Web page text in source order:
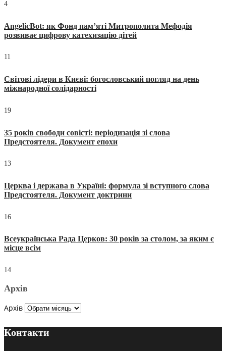
4
AngelicBot: як Фонд пам’яті Митрополита Мефодія
розвиває цифрову катехизацію дітей
11
Світові лідери в Києві: богословський погляд на день
міжнародної солідарності
19
35 років свободи совісті: періодизація зі слова
Предстоятеля. Документ епохи
13
Церква і держава в Україні: формула зі вступного слова
Предстоятеля. Документ доктрини
16
Всеукраїнська Рада Церков: 30 років за столом, за яким є
місце всім
14
Архів
Архів
Контакти